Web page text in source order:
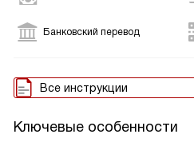
Банковский перевод
Все инструкции
Ключевые особенности